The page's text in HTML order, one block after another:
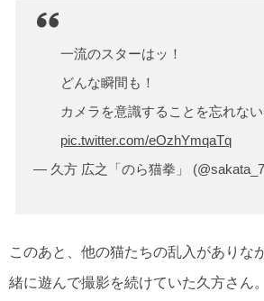
一流のスターはッ！
どんな瞬間も！
カメラを意識することを忘れない
pic.twitter.com/eOzhYmqaTq
— 久方 広之「のら猫拳」
このあと、他の猫たちの乱入がありな
緒に遊んで撮影を続けていた久方さん。